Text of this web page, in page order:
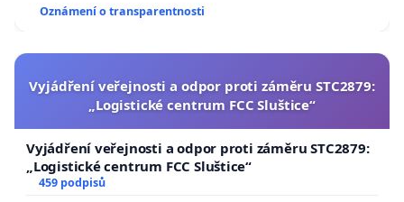
Oznámení o transparentnosti
Vyjádření veřejnosti a odpor proti záměru STC2879:
„Logistické centrum FCC Sluštice“
Vyjádření veřejnosti a odpor proti záměru STC2879:
„Logistické centrum FCC Sluštice“
459 podpisů